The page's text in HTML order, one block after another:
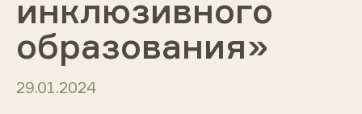
инклюзивного
образования»
29.01.2024